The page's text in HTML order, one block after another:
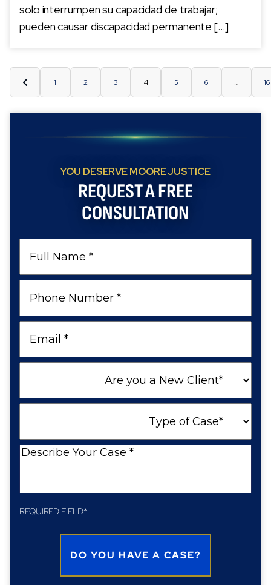
solo interrumpen su capacidad de trabajar;
pueden causar discapacidad permanente […]
1 2 3 4 5 6 … 16
YOU DESERVE MOORE JUSTICE
REQUEST A FREE
CONSULTATION
Name
Number
a
Client
Case
Describe
REQUIRED FIELD*